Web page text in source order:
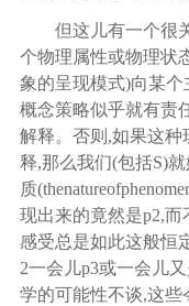
但这儿有一个很
个物理属性或物理状
象的呈现模式)向某个
概念策略似乎就有责
解释。否则,如果这
释,那么我们(包括S)
质
现出来的竟然是p2,而
感受总是如此这般恒
2一会儿p3或一会儿
学的可能性不谈,这